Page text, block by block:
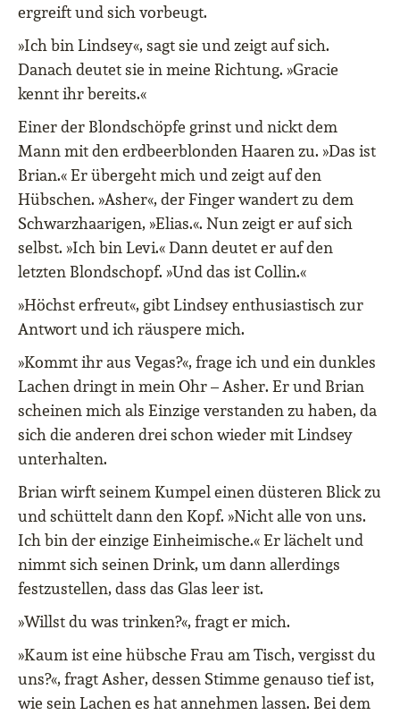
ergreift und sich vorbeugt.
»Ich bin Lindsey«, sagt sie und zeigt auf sich.
Danach deutet sie in meine Richtung. »Gracie
kennt ihr bereits.«
Einer der Blondschöpfe grinst und nickt dem
Mann mit den erdbeerblonden Haaren zu. »Das ist
Brian.« Er übergeht mich und zeigt auf den
Hübschen. »Asher«, der Finger wandert zu dem
Schwarzhaarigen, »Elias.«. Nun zeigt er auf sich
selbst. »Ich bin Levi.« Dann deutet er auf den
letzten Blondschopf. »Und das ist Collin.«
»Höchst erfreut«, gibt Lindsey enthusiastisch zur
Antwort und ich räuspere mich.
»Kommt ihr aus Vegas?«, frage ich und ein dunkles
Lachen dringt in mein Ohr – Asher. Er und Brian
scheinen mich als Einzige verstanden zu haben, da
sich die anderen drei schon wieder mit Lindsey
unterhalten.
Brian wirft seinem Kumpel einen düsteren Blick zu
und schüttelt dann den Kopf. »Nicht alle von uns.
Ich bin der einzige Einheimische.« Er lächelt und
nimmt sich seinen Drink, um dann allerdings
festzustellen, dass das Glas leer ist.
»Willst du was trinken?«, fragt er mich.
»Kaum ist eine hübsche Frau am Tisch, vergisst du
uns?«, fragt Asher, dessen Stimme genauso tief ist,
wie sein Lachen es hat annehmen lassen. Bei dem